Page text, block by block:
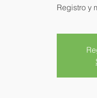
Registro y